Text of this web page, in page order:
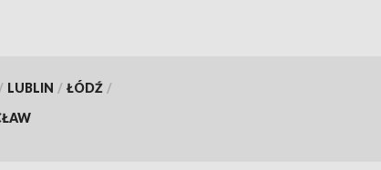
/ LUBLIN / ŁÓDŹ /